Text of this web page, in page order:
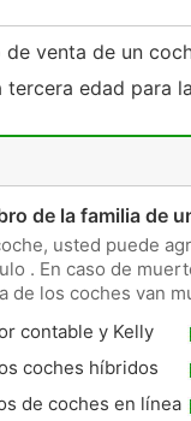
venta de un
tercera edad para
de la familia de
usted puede
. En caso de
de los coches van
contable y Kelly
coches híbridos
de coches en línea